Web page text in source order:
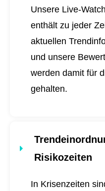
Unsere Live-
enthält zu jeder
aktuellen
und unsere
werden damit für
gehalten.
Risikozeiten
In Krisenzeiten